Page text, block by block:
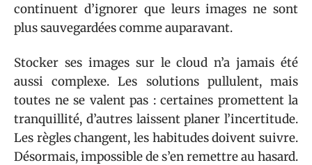
continuent d’ignorer que leurs images ne sont
plus sauvegardées comme auparavant.
Stocker ses images sur le cloud n’a jamais été
aussi complexe. Les solutions pullulent, mais
toutes ne se valent pas : certaines promettent la
tranquillité, d’autres laissent planer l’incertitude.
Les règles changent, les habitudes doivent suivre.
Désormais, impossible de s’en remettre au hasard.